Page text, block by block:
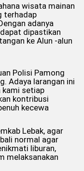
wisata mainan
terhadap
adanya
dipastikan
ke Alun -alun
Polisi Pamong
Adaya larangan ini
kami setiap
kontribusi
kecewa
Lebak, agar
normal agar
liburan,
melaksanakan